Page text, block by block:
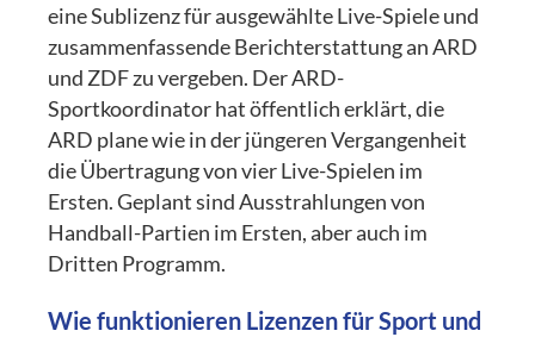
eine Sublizenz für ausgewählte Live-Spiele und
zusammenfassende Berichterstattung an ARD
und ZDF zu vergeben. Der ARD-
Sportkoordinator hat öffentlich erklärt, die
ARD plane wie in der jüngeren Vergangenheit
die Übertragung von vier Live-Spielen im
Ersten. Geplant sind Ausstrahlungen von
Handball-Partien im Ersten, aber auch im
Dritten Programm.
Wie funktionieren Lizenzen für Sport und